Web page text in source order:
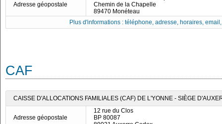
Adresse géopostale
Chemin de la Chapelle
89470 Monéteau
Plus d'informations : téléphone, adresse, horaires,
CAF
CAISSE D'ALLOCATIONS FAMILIALES (CAF) DE L'YONNE - SIÈGE
Adresse géopostale
12 rue du Clos
BP 80087